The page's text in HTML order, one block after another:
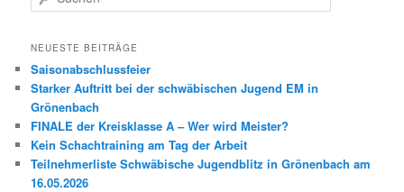
u
h
n
NEUESTE BEITRÄGE
Saisonabschlussfeier
Starker Auftritt bei der schwäbischen Jugend EM in
Grönenbach
FINALE der Kreisklasse A – Wer wird Meister?
Kein Schachtraining am Tag der Arbeit
Teilnehmerliste Schwäbische Jugendblitz in Grönenbach am
16.05.2026